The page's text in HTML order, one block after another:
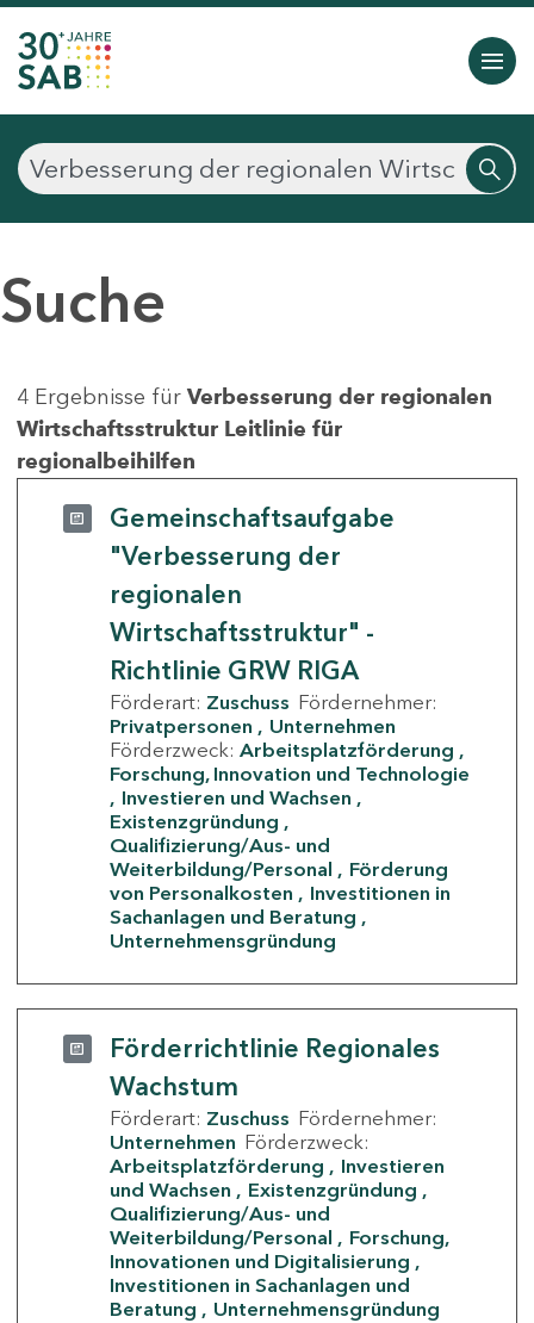
Suche
4 Ergebnisse für Verbesserung der regionalen
Wirtschaftsstruktur Leitlinie für
regionalbeihilfen
Gemeinschaftsaufgabe
"Verbesserung der
regionalen
Wirtschaftsstruktur" -
Richtlinie GRW RIGA
Förderart: Zuschuss Fördernehmer:
Privatpersonen
Unternehmen
Förderzweck: Arbeitsplatzförderung
Forschung, Innovation und Technologie
Investieren und Wachsen
Existenzgründung
Qualifizierung/Aus- und
Weiterbildung/Personal
Förderung
von Personalkosten
Investitionen in
Sachanlagen und Beratung
Unternehmensgründung
Förderrichtlinie Regionales
Wachstum
Förderart: Zuschuss Fördernehmer:
Unternehmen Förderzweck:
Arbeitsplatzförderung
Investieren
und Wachsen
Existenzgründung
Qualifizierung/Aus- und
Weiterbildung/Personal
Forschung,
Innovationen und Digitalisierung
Investitionen in Sachanlagen und
Beratung
Unternehmensgründung